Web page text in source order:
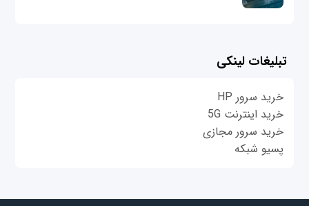
تبلیغات لینکی
خرید سرور HP
خرید اینترنت 5G
خرید سرور مجازی
پسیو شبکه